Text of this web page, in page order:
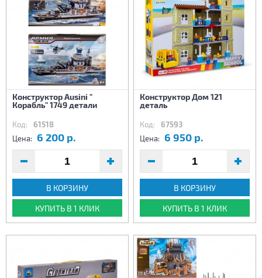
Конструктор Ausini "
Корабль" 1749 детали
Код: 61518
Цена: 6 200 р.
В КОРЗИНУ
КУПИТЬ В 1 КЛИК
Конструктор Дом 121
деталь
Код: 67593
Цена: 6 950 р.
В КОРЗИНУ
КУПИТЬ В 1 КЛИК